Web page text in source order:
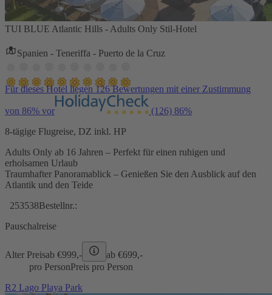
TUI BLUE Atlantic Hills - Adults Only Stil-Hotel
Spanien - Teneriffa - Puerto de la Cruz
Für dieses Hotel liegen 126 Bewertungen mit einer Zustimmung
von 86% vor (126) 86%
8-tägige Flugreise, DZ inkl. HP
Adults Only ab 16 Jahren – Perfekt für einen ruhigen und
erholsamen Urlaub
Traumhafter Panoramablick – Genießen Sie den Ausblick auf den
Atlantik und den Teide
253538Bestellnr.:
Pauschalreise
Alter Preisab €999,- ab €699,-
pro PersonPreis pro Person
R2 Lago Playa Park